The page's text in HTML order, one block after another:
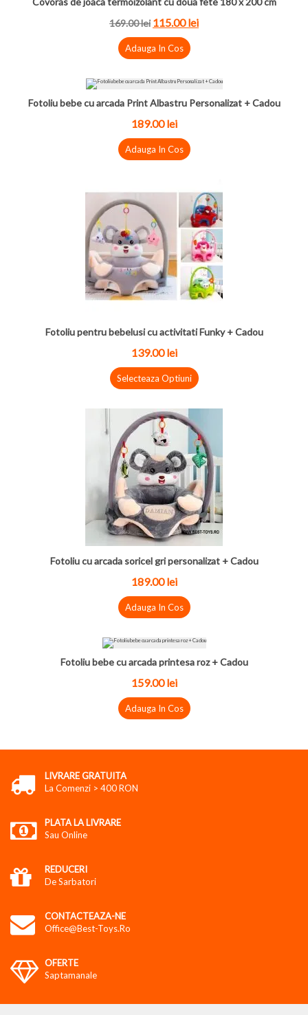
169.00 lei 115.00 lei
Adauga In Cos
Fotoliu bebe cu arcada Print Albastru Personalizat + Cadou
189.00 lei
Adauga In Cos
Fotoliu pentru bebelusi cu activitati Funky + Cadou
139.00 lei
Selecteaza Optiuni
Fotoliu cu arcada soricel gri personalizat + Cadou
189.00 lei
Adauga In Cos
Fotoliu bebe cu arcada printesa roz + Cadou
159.00 lei
Adauga In Cos
LIVRARE GRATUITA
La Comenzi > 400 RON
PLATA LA LIVRARE
Sau Online
REDUCERI
De Sarbatori
CONTACTEAZA-NE
Office@best-Toys.ro
OFERTE
Saptamanale